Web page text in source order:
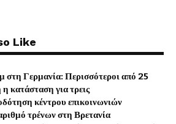
Like
στη Γερμανία: Περισσότεροι από 25
κατάσταση για τρεις
κέντρου επικοινωνιών
τρένων στη Βρετανία